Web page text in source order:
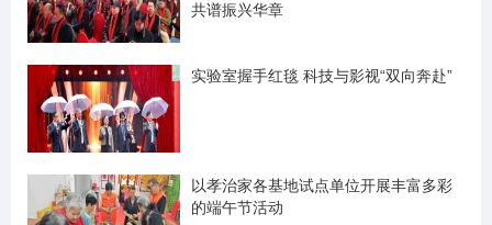
共谱振兴华章
实验室握手红毯 科技与影视“双向奔赴”
以孝治家各基地试点单位开展丰富多彩
的端午节活动